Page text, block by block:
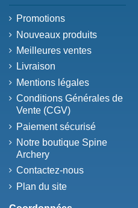
Promotions
Nouveaux produits
Meilleures ventes
Livraison
Mentions légales
Conditions Générales de
Vente (CGV)
Paiement sécurisé
Notre boutique Spine
Archery
Contactez-nous
Plan du site